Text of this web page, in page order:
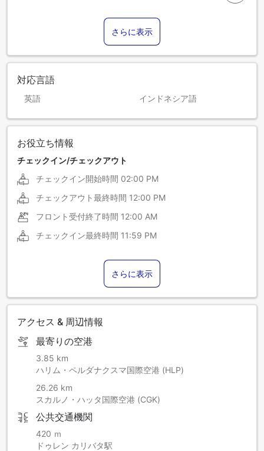
さらに表示
対応言語
英語 インドネシア語
お役立ち情報
チェックイン/チェックアウト
チェックイン開始時間 02:00 PM
チェックアウト最終時間 12:00 PM
フロント受付終了時間 12:00 AM
チェックイン最終時間 11:59 PM
さらに表示
アクセス & 周辺情報
最寄りの空港
3.85 km
ハリム・ペルダナクスマ国際空港 (HLP)
26.26 km
スカルノ・ハッタ国際空港 (CGK)
公共交通機関
420 ｍ
ドゥレン カリバタ駅